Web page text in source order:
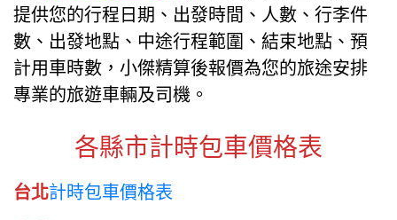
提供您的行程日期、出發時間、人數、行李件
數、出發地點、中途行程範圍、結束地點、預
計用車時數，小傑精算後報價為您的旅途安排
專業的旅遊車輛及司機。
各縣市計時包車價格表
台北計時包車價格表